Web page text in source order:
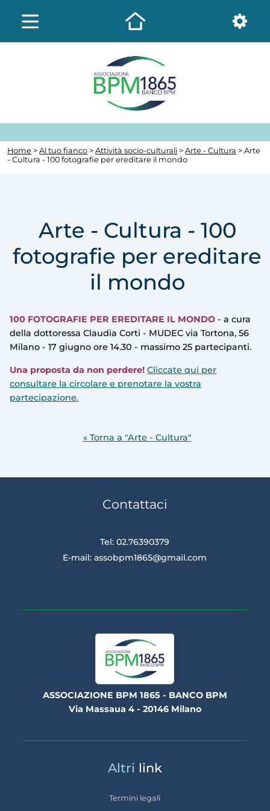
Home >Al tuo fianco >Attività socio-culturali >Arte - Cultura > Arte
- Cultura - 100 fotografie per ereditare il mondo
Arte - Cultura - 100
fotografie per ereditare
il mondo
100 FOTOGRAFIE PER EREDITARE IL MONDO - a cura
della dottoressa Claudia Corti - MUDEC via Tortona, 56
Milano - 17 giugno ore 14.30 - massimo 25 partecipanti.
Una proposta da non perdere! Cliccate qui per
consultare la circolare e prenotare la vostra
partecipazione.
« Torna a "Arte - Cultura"
Contattaci
Tel: 02.76390379
E-mail:assobpm1865@gmail.com
ASSOCIAZIONE BPM 1865 - BANCO BPM
Via Massaua 4 - 20146 Milano
Altri link
Termini legali